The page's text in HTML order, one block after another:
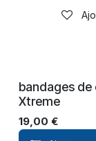
bandages de
Xtreme
19,00 €